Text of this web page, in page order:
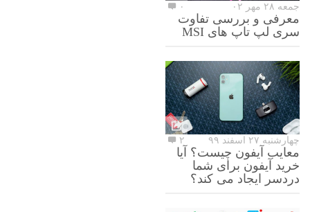
جمعه ۲۸ مهر ۰۲ ۰
معرفی و بررسی تفاوت
سری لپ تاپ های MSI
چهارشنبه ۲۷ اسفند ۹۹ ۲
معایب آیفون چیست؟ آیا
خرید آیفون برای شما
دردسر ایجاد می کند؟